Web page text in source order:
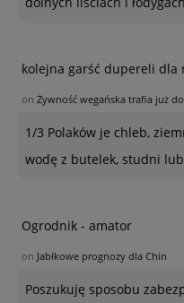
kolejna garść dupereli dla
on Żywność wegańska trafia już
1/3 Polaków je chleb,
wodę z butelek, studni
Ogrodnik - amator
on Jabłkowe prognozy dla Chin
Poszukuję sposobu